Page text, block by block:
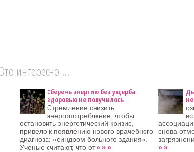
Это интересно ...
Сберечь энергию без ущерба
здоровью не получилось
Стремление снизить
энергопотребление, чтобы
остановить энергетический кризис,
привело к появлению нового врачебного
диагноза: «синдром больного здания».
Ученые считают, что от» » »
снова
» »